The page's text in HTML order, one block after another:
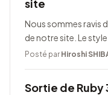
site
Nous sommes ravis
de notre site. Le
Taeko Akatsuka.
Posté par Hiroshi
Sortie de